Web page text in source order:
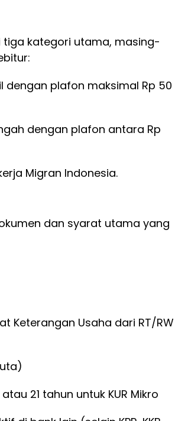
tiga kategori utama, masing-
dengan plafon maksimal Rp 50
dengan plafon antara Rp
Migran Indonesia.
dan syarat utama yang
Keterangan Usaha dari RT/RW
21 tahun untuk KUR Mikro